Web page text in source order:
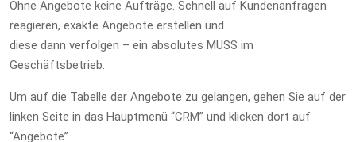
Ohne Angebote keine Aufträge. Schnell auf Kundenanfragen
reagieren, exakte Angebote erstellen und
diese dann verfolgen – ein absolutes MUSS im
Geschäftsbetrieb.
Um auf die Tabelle der Angebote zu gelangen, gehen Sie auf der
linken Seite in das Hauptmenü “CRM” und klicken dort auf
“Angebote”.